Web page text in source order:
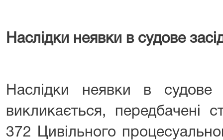
Наслідки неявки в судове
Наслідки неявки в судове
викликається, передбачені
372 Цивільного